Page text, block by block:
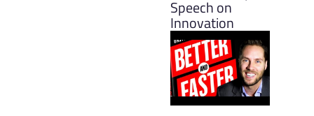
Speech on
Innovation